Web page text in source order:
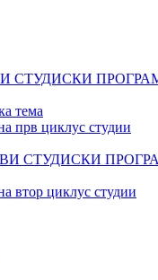
СТУДИСКИ
тема
прв циклус студии
СТУДИСКИ
втор циклус студии